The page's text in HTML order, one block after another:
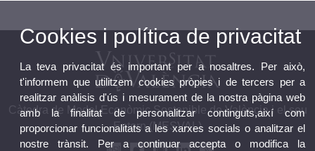
Càtedra de Model Econòmic Sostenible de València i el seu
Entorn (MESVAL)
Cookies i política de privacitat
La teva privacitat és important per a nosaltres. Per això,
t'informem que utilitzem cookies pròpies i de tercers per a
realitzar anàlisis d'ús i mesurament de la nostra pàgina web
amb la finalitat de personalitzar continguts,així com
proporcionar funcionalitats a les xarxes socials o analitzar el
nostre trànsit. Per a continuar accepta o modifica la